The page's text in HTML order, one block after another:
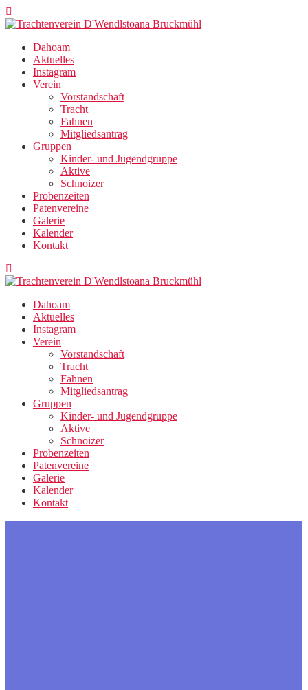
Zum
Inhalt
Dahoam
Aktuelles
Instagram
Verein
Vorstandschaft
Tracht
Fahnen
Mitgliedsantrag
Gruppen
Kinder- und Jugendgruppe
Aktive
Schnoizer
Probenzeiten
Patenvereine
Galerie
Kalender
Kontakt
Dahoam
Aktuelles
Instagram
Verein
Vorstandschaft
Tracht
Fahnen
Mitgliedsantrag
Gruppen
Kinder- und Jugendgruppe
Aktive
Schnoizer
Probenzeiten
Patenvereine
Galerie
Kalender
Kontakt